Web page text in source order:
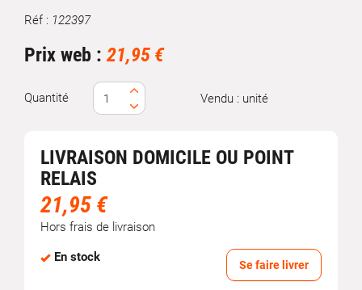
Marque
Réf : 122397
Prix web : 21,95 €
Quantité Vendu : unité
LIVRAISON DOMICILE OU POINT
RELAIS
21,95 €
Hors frais de livraison
En stock
Se faire livrer